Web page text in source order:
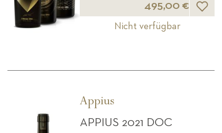
495,00 €
Nicht verfügbar
Appius
APPIUS 2021 DOC